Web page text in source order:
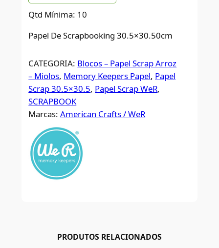
Qtd Mínima: 10
Papel De Scrapbooking 30.5×30.50cm
CATEGORIA: Blocos – Papel Scrap Arroz
– Miolos, Memory Keepers Papel, Papel
Scrap 30.5×30.5, Papel Scrap WeR
SCRAPBOOK
Marcas:American Crafts / WeR
PRODUTOS RELACIONADOS